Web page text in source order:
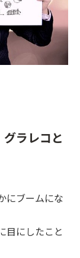
ラレコと
にブームにな
目にしたこと